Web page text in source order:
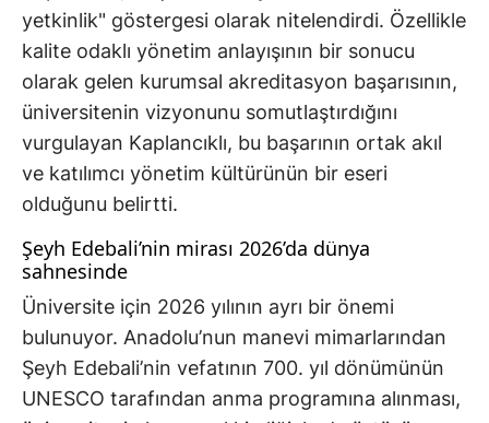
yetkinlik" göstergesi olarak nitelendirdi. Özellikle
kalite odaklı yönetim anlayışının bir sonucu
olarak gelen kurumsal akreditasyon başarısının,
üniversitenin vizyonunu somutlaştırdığını
vurgulayan Kaplancıklı, bu başarının ortak akıl
ve katılımcı yönetim kültürünün bir eseri
olduğunu belirtti.
Şeyh Edebali’nin mirası 2026’da dünya
sahnesinde
Üniversite için 2026 yılının ayrı bir önemi
bulunuyor. Anadolu’nun manevi mimarlarından
Şeyh Edebali’nin vefatının 700. yıl dönümünün
UNESCO tarafından anma programına alınması,